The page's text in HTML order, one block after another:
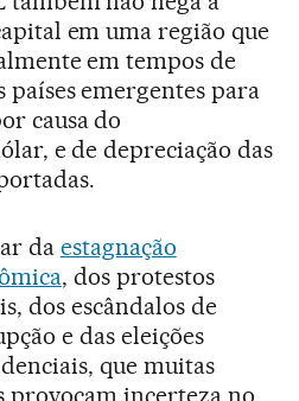
em uma região que
em tempos de
países emergentes para
causa do
e de depreciação das
da estagnação
, dos protestos
dos escândalos de
e das eleições
que muitas
provocam incerteza no